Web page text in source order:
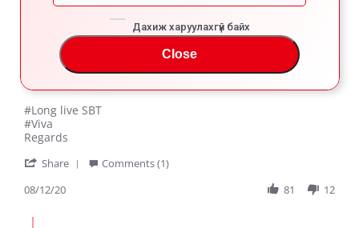
Дахиж харуулахгүй байх
Close
EPHANTUS K. Verified Buyer
5.0
star
rating
TOYOTA PROBOX
by
EPHANTUS
K.
on
12
2020
stating
TOYOTA
PROBOX
The car is just amazing. Long live SBT. I will trade with
SBT because of their quality and speedy services.
#Long live SBT
#Viva
Regards
Share
Comments (1)
08/12/20
81 12